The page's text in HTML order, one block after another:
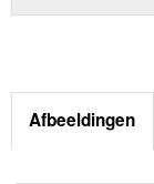
Afbeeldingen